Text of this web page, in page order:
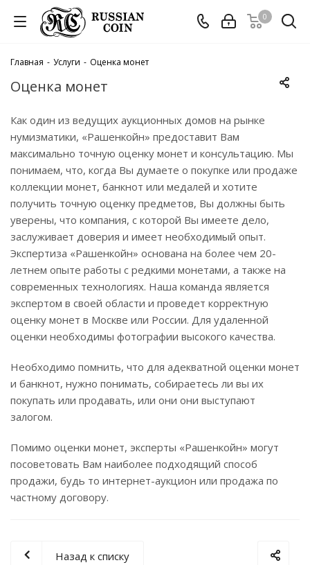
0
Главная - Услуги - Оценка монет
Оценка монет
Как один из ведущих аукционных домов на рынке
нумизматики, «Рашенкойн» предоставит Вам
максимально точную оценку монет и консультацию. Мы
понимаем, что, когда Вы думаете о покупке или продаже
коллекции монет, банкнот или медалей и хотите
получить точную оценку предметов, Вы должны быть
уверены, что компания, с которой Вы имеете дело,
заслуживает доверия и имеет необходимый опыт.
Экспертиза «Рашенкойн» основана на более чем 20-
летнем опыте работы с редкими монетами, а также на
современных технологиях. Наша команда является
экспертом в своей области и проведет корректную
оценку монет в Москве или России. Для удаленной
оценки необходимы фотографии высокого качества.
Необходимо помнить, что для адекватной оценки монет
и банкнот, нужно понимать, собираетесь ли вы их
покупать или продавать, или они они выступают
залогом.
Помимо оценки монет, эксперты «Рашенкойн» могут
посоветовать Вам наиболее подходящий способ
продажи, будь то интернет-аукцион или продажа по
частному договору.
Назад к списку